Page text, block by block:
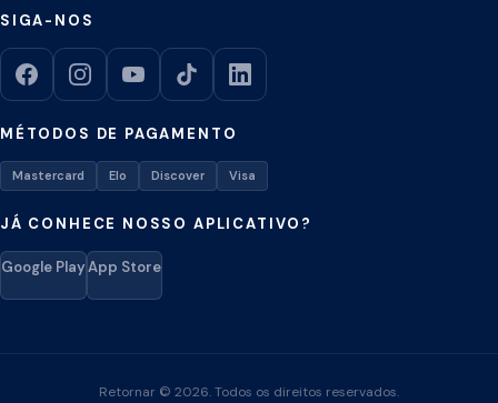
SIGA-NOS
MÉTODOS DE PAGAMENTO
Mastercard Elo Discover Visa
JÁ CONHECE NOSSO APLICATIVO?
Google PlayApp Store
Retornar © 2026. Todos os direitos reservados.